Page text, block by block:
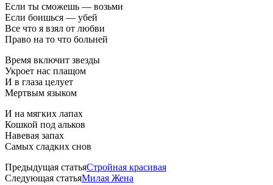
Если ты сможешь — возьми
Если боишься — убей
Все что я взял от любви
Право на то что больней
Время включит звезды
Укроет нас плащом
И в глаза целует
Мертвым языком
И на мягких лапах
Кошкой под альков
Навевая запах
Самых сладких снов
Предыдущая статьяСтройная красивая
Следующая статьяМилая Жена